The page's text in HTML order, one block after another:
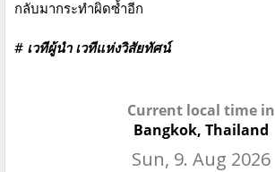
กลับมากระทำผิดซ้ำอีก
# เวทีผู้นำ เวทีแห่งวิสัยทัศน์
Current local time in
Bangkok, Thailand